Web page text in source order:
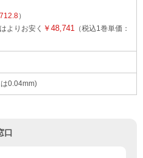
）
よりお安く ￥48,741 （税込1巻単価：
0.04mm)
口